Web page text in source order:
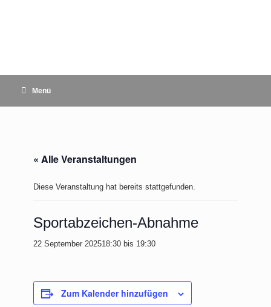
Menü
« Alle Veranstaltungen
Diese Veranstaltung hat bereits stattgefunden.
Sportabzeichen-Abnahme
22 September 202518:30 bis 19:30
Zum Kalender hinzufügen